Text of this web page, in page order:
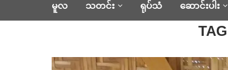
မူလ သတင်း ရုပ်သံ ဆောင်းပါး
Home စစ်ကော်မရှင်တပ်သား